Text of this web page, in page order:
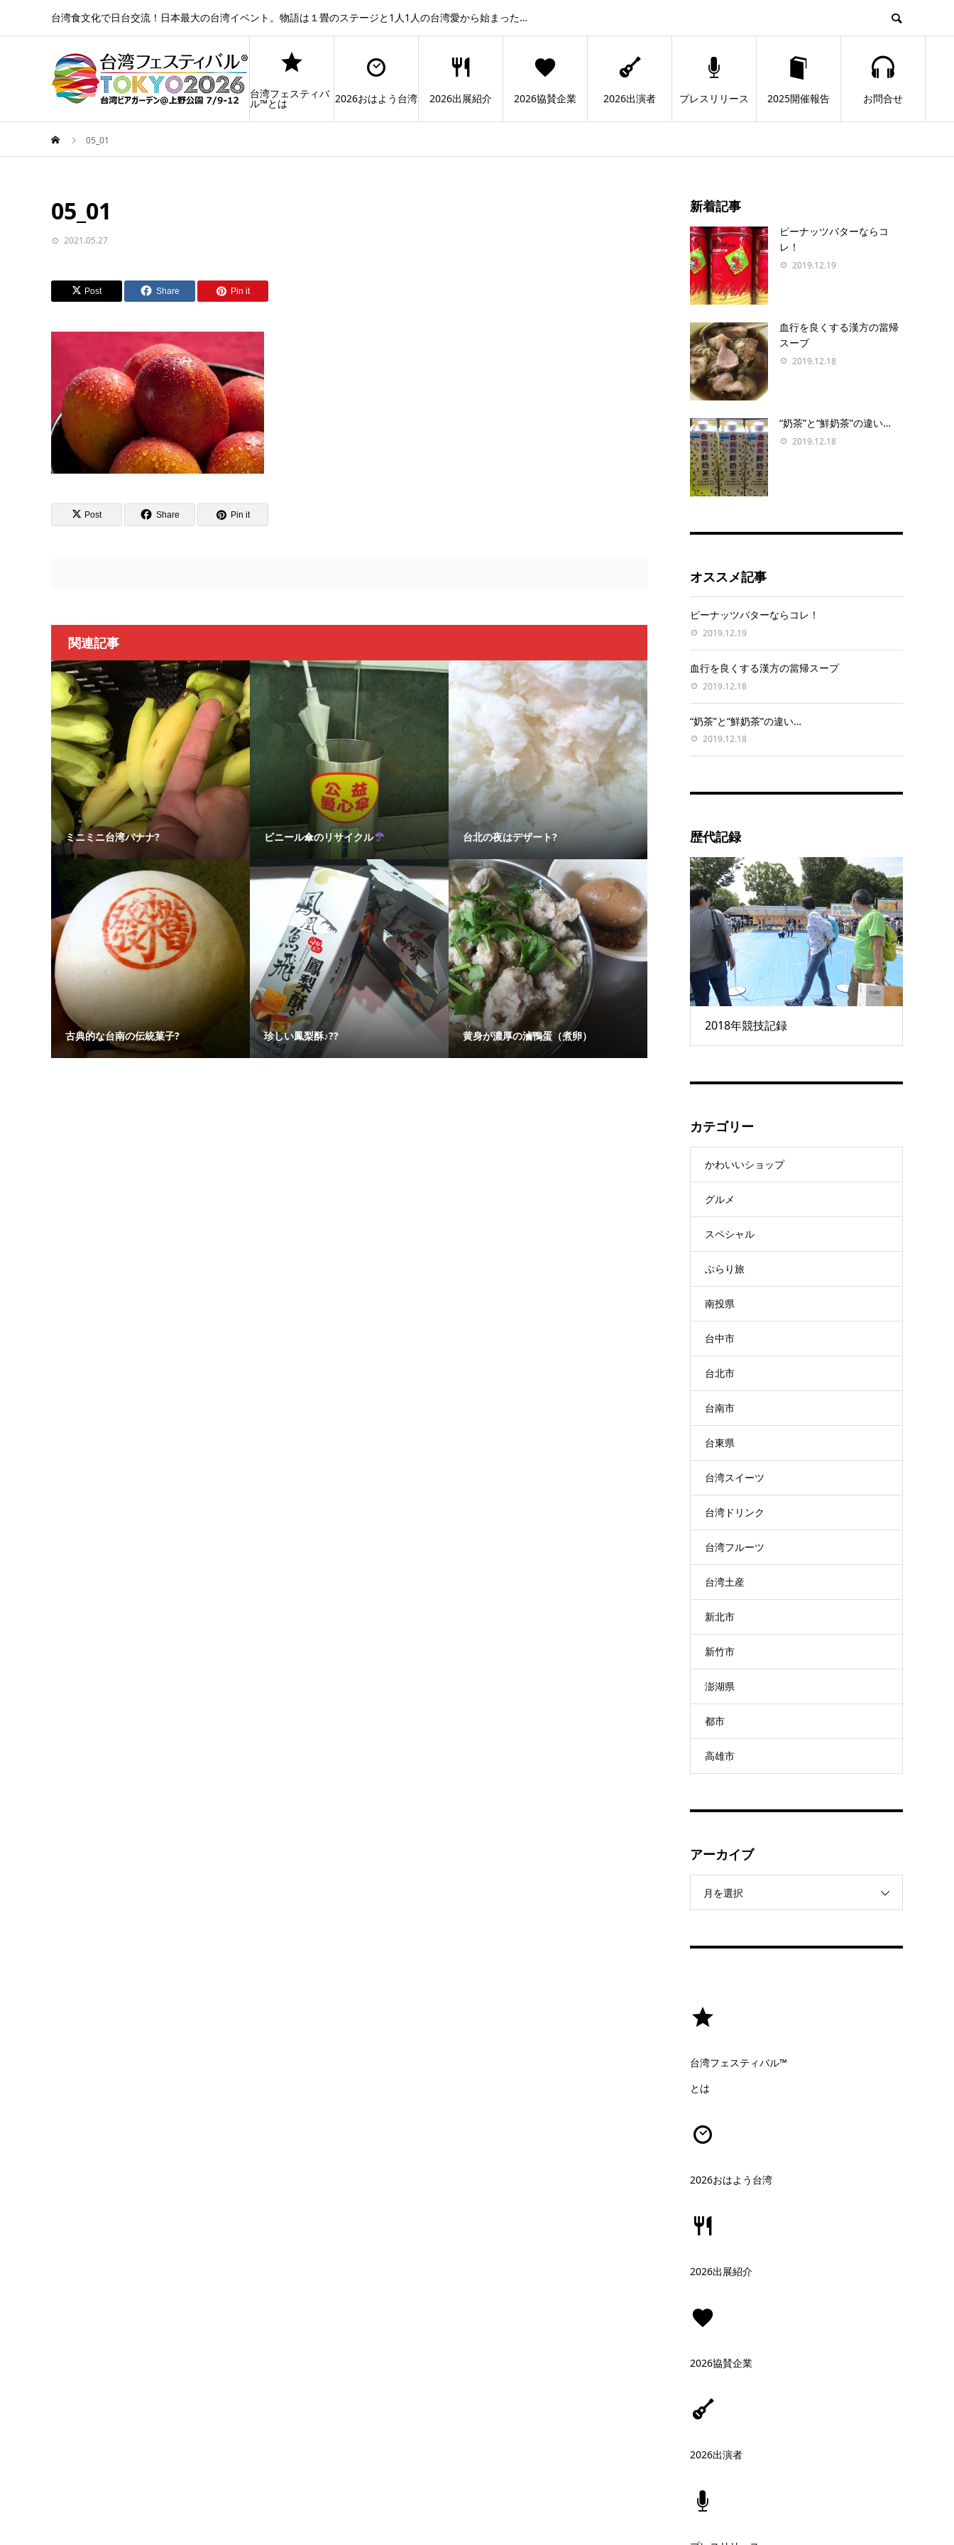
台湾食文化で日台交流！日本最大の台湾イベント。物語は１畳のステージと1人1人の台湾愛から始まった…
台湾フェスティバ
ル™とは 2026おはよう台湾 2026出展紹介 2026協賛企業 2026出演者 プレスリリース 2025開催報告 お問合せ
05_01
05_01
2021.05.27
Post Share Pin it
Post Share Pin it
関連記事
ミニミニ台湾バナナ? ビニール傘のリサイクル 台北の夜はデザート?
古典的な台南の伝統菓子? 珍しい鳳梨酥♪?? 黄身が濃厚の滷鴨蛋（煮卵）
新着記事
ピーナッツバターならコ
レ！
2019.12.19
血行を良くする漢方の當帰
スープ
2019.12.18
“奶茶”と“鮮奶茶”の違い…
2019.12.18
オススメ記事
ピーナッツバターならコレ！
2019.12.19
血行を良くする漢方の當帰スープ
2019.12.18
“奶茶”と“鮮奶茶”の違い…
2019.12.18
歴代記録
2018年競技記録
カテゴリー
かわいいショップ
グルメ
スペシャル
ぶらり旅
南投県
台中市
台北市
台南市
台東県
台湾スイーツ
台湾ドリンク
台湾フルーツ
台湾土産
新北市
新竹市
澎湖県
都市
高雄市
アーカイブ
月を選択
台湾フェスティバル™
とは
2026おはよう台湾
2026出展紹介
2026協賛企業
2026出演者